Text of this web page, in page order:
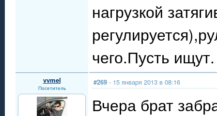
нагрузкой
чего.Пусть ищут.
vvmel
Посетитель
#269 - 15 января 2013 в 08:16
Вчера брат